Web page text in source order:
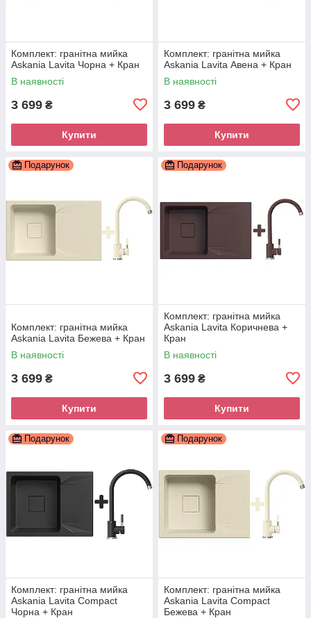
Комплект: гранітна мийка
Askania Lavita Чорна + Кран
В наявності
3 699 ₴
Купити
Комплект: гранітна мийка
Askania Lavita Авена + Кран
В наявності
3 699 ₴
Купити
Подарунок
Комплект: гранітна мийка
Askania Lavita Бежева + Кран
В наявності
3 699 ₴
Купити
Подарунок
Комплект: гранітна мийка
Askania Lavita Коричнева +
Кран
В наявності
3 699 ₴
Купити
Подарунок
Комплект: гранітна мийка
Askania Lavita Compact
Чорна + Кран
Подарунок
Комплект: гранітна мийка
Askania Lavita Compact
Бежева + Кран